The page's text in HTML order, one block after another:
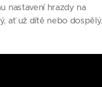
nastavení hrazdy na
ať už dítě nebo dospělý.